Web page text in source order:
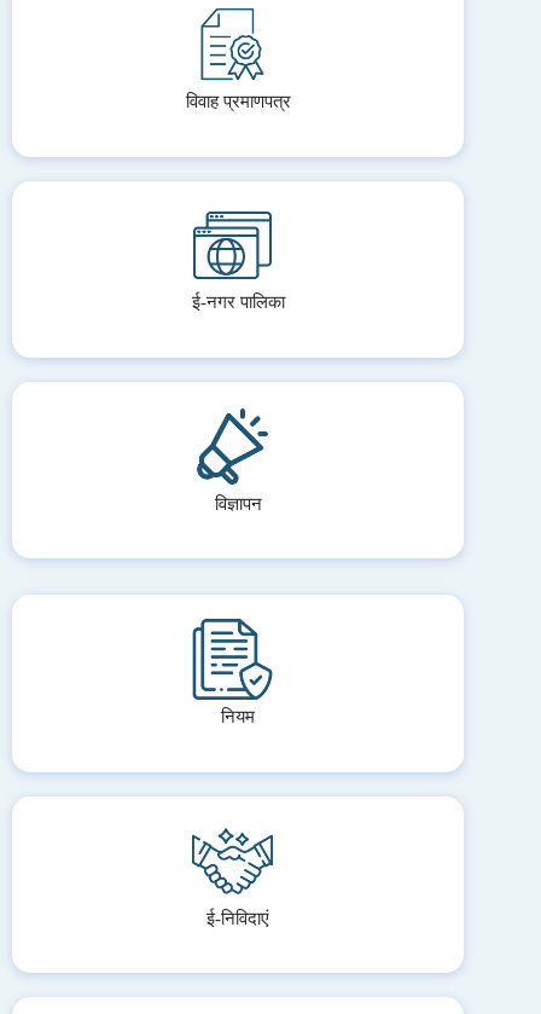
विवाह प्रमाणपत्र
ई-नगर पालिका
विज्ञापन
नियम
ई-निविदाएं